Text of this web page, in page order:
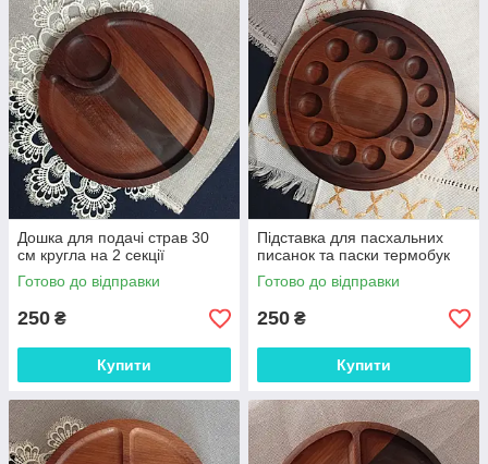
Дошка для подачі страв 30
см кругла на 2 секції
Готово до відправки
250 ₴
Купити
Підставка для пасхальних
писанок та паски термобук
Готово до відправки
250 ₴
Купити